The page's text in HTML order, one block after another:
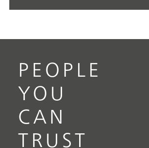
PEOPLE
YOU
CAN
TRUST